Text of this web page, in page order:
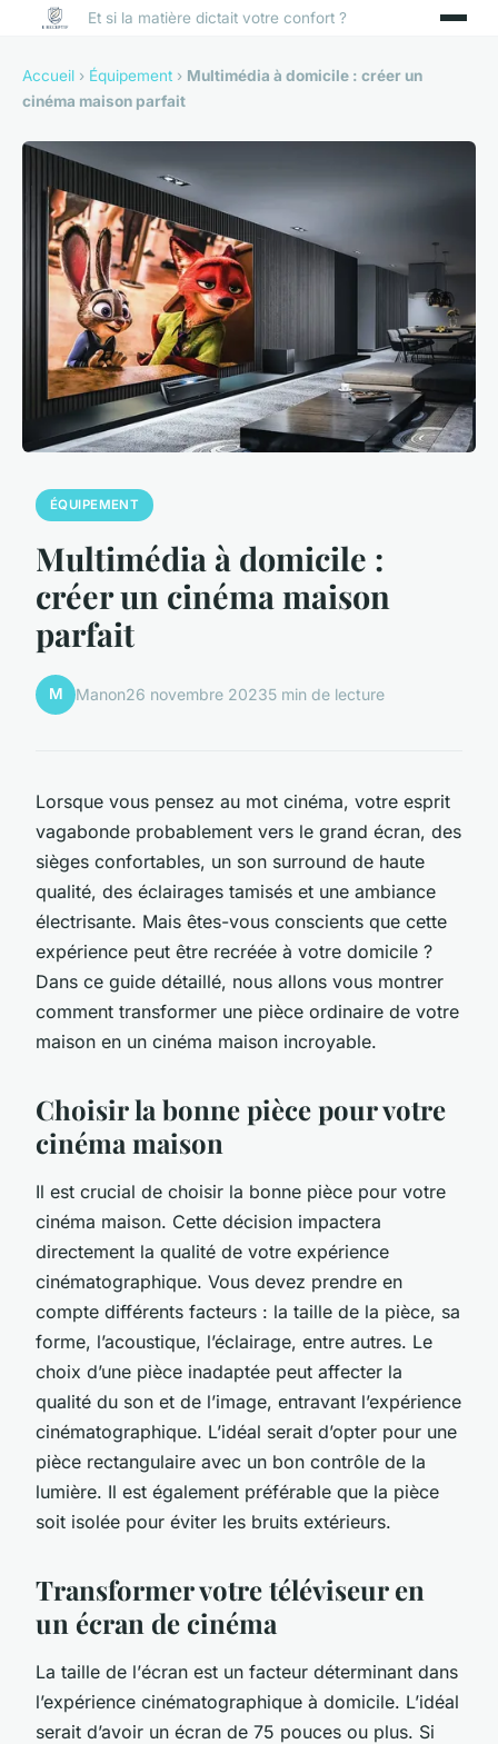
Et si la matière dictait votre confort ?
Accueil › Équipement › Multimédia à domicile : créer un
cinéma maison parfait
ÉQUIPEMENT
Multimédia à domicile :
créer un cinéma maison
parfait
M Manon26 novembre 20235 min de lecture
Lorsque vous pensez au mot cinéma, votre esprit
vagabonde probablement vers le grand écran, des
sièges confortables, un son surround de haute
qualité, des éclairages tamisés et une ambiance
électrisante. Mais êtes-vous conscients que cette
expérience peut être recréée à votre domicile ?
Dans ce guide détaillé, nous allons vous montrer
comment transformer une pièce ordinaire de votre
maison en un cinéma maison incroyable.
Choisir la bonne pièce pour votre
cinéma maison
Il est crucial de choisir la bonne pièce pour votre
cinéma maison. Cette décision impactera
directement la qualité de votre expérience
cinématographique. Vous devez prendre en
compte différents facteurs : la taille de la pièce, sa
forme, l’acoustique, l’éclairage, entre autres. Le
choix d’une pièce inadaptée peut affecter la
qualité du son et de l’image, entravant l’expérience
cinématographique. L’idéal serait d’opter pour une
pièce rectangulaire avec un bon contrôle de la
lumière. Il est également préférable que la pièce
soit isolée pour éviter les bruits extérieurs.
Transformer votre téléviseur en
un écran de cinéma
La taille de l’écran est un facteur déterminant dans
l’expérience cinématographique à domicile. L’idéal
serait d’avoir un écran de 75 pouces ou plus. Si